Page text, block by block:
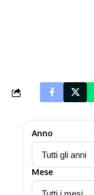
Anno
Mese